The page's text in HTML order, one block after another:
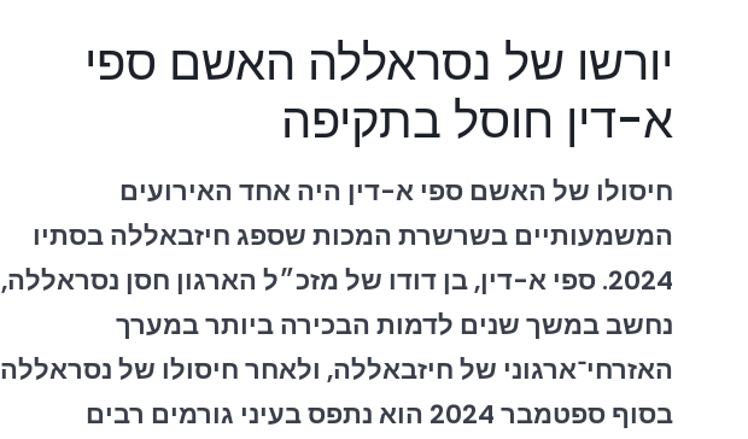
יורשו של נסראללה האשם ספי
א-דין חוסל בתקיפה
חיסולו של האשם ספי א-דין היה אחד האירועים
המשמעותיים בשרשרת המכות שספג חיזבאללה בסתיו
2024. ספי א-דין, בן דודו של מזכ״ל הארגון חסן נסראללה,
נחשב במשך שנים לדמות הבכירה ביותר במערך
האזרחי־ארגוני של חיזבאללה, ולאחר חיסולו של נסראללה
בסוף ספטמבר 2024 הוא נתפס בעיני גורמים רבים